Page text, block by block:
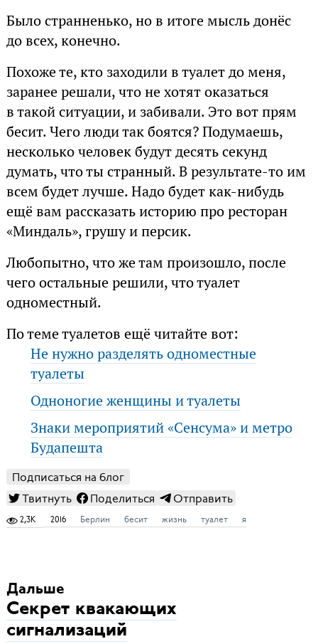
Было странненько, но в итоге мысль донёс
до всех, конечно.
Похоже те, кто заходили в туалет до меня,
заранее решали, что не хотят оказаться
в такой ситуации, и забивали. Это вот прям
бесит. Чего люди так боятся? Подумаешь,
несколько человек будут десять секунд
думать, что ты странный. В результате-то им
всем будет лучше. Надо будет как-нибудь
ещё вам рассказать историю про ресторан
«Миндаль», грушу и персик.
Любопытно, что же там произошло, после
чего остальные решили, что туалет
одноместный.
По теме туалетов ещё читайте вот:
Не нужно разделять одноместные
туалеты
Одноногие женщины и туалеты
Знаки мероприятий «Сенсума» и метро
Будапешта
Подписаться на блог
Твитнуть
Поделиться Отправить
2,3K 2016 Берлин бесит жизнь туалет я
Дальше
Секрет квакающих
сигнализаций